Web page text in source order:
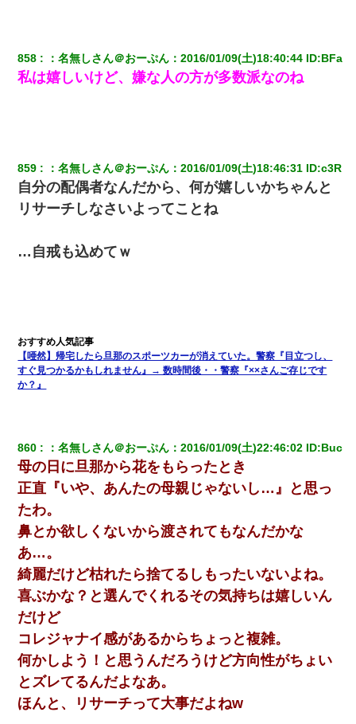
私（23）冗談のつもりで上司（27）に胸を揉ませた結果・・・
んでもない仕事に就いていた
兄の新しい嫁がやらかしすぎて辛い。当たり前のように実家や姪
の幼稚園に来る
彼氏の家に泊まる事になり、ゲームで盛り上がってさぁ寝よう！
→思わず手を叩いて振り払ったら…
新卒の女性社員に1年半ストーカーされていた。俺「マジで怖い」
上司「話をしてみる」→女性社員「実は10数年前に…」
【クズ】昔、兄がお見合いして「ブスすぎｗｗｗ」と断った女性
が、兄の同級生と結婚。それを知った兄は荒れ狂い、｢嫁さん、俺
のお古ですが気分はどう？」とメールを送った→
嘘をついてフリン旅行へ出かけた嫁→翌日、嫁「ただいま～」旦
那「娘がシんだよ。何度も連絡したのに…」嫁「えっ」→なん
と・・・
見合いにて。嫁「はじめまして」俺「失礼ですが○○さんご本人で
すか？」
隣室のお婆ちゃん「下階からの異臭に困ってる、今もすっごく臭
い」私「変だなあ～なにも臭わないよ」→ その後。警察『絶対に
窓とドアを開けないで』
858 ：名無しさん＠おーぷん ：2016/01/09(土)18:40:44 ID:BFa
私は嬉しいけど、嫌な人の方が多数派なのね
859 ：名無しさん＠おーぷん ：2016/01/09(土)18:46:31 ID:c3R
自分の配偶者なんだから、何が嬉しいかちゃんと
リサーチしなさいよってことね
…自戒も込めてｗ
【唖然】帰宅したら旦那のスポーツカーが消えていた。警察『目立つし、
すぐ見つかるかもしれません』→ 数時間後・・警察『××さんご存じです
か？』
860 ：名無しさん＠おーぷん ：2016/01/09(土)22:46:02 ID:Buc
母の日に旦那から花をもらったとき
正直『いや、あんたの母親じゃないし…』と思っ
たわ。
鼻とか欲しくないから渡されてもなんだかな
あ…。
綺麗だけど枯れたら捨てるしもったいないよね。
喜ぶかな？と選んでくれるその気持ちは嬉しいん
だけど
コレジャナイ感があるからちょっと複雑。
何かしよう！と思うんだろうけど方向性がちょい
とズレてるんだよなあ。
ほんと、リサーチって大事だよねw